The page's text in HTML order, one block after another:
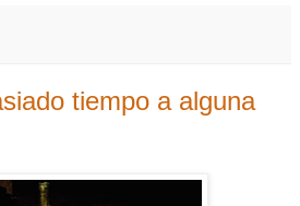
tiempo a alguna